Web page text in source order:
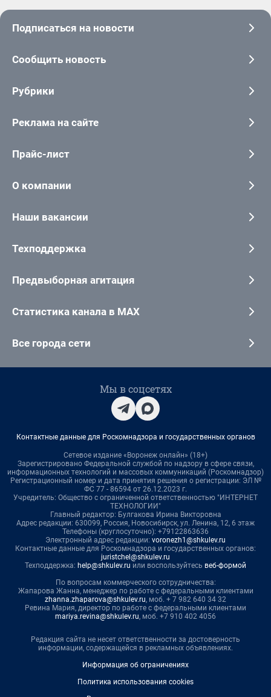
Подписаться на новости
Сообщить новость
Рубрики
Реклама на сайте
Прайс-лист
О компании
Наши вакансии
Техподдержка
Предвыборная агитация
Статистика канала в MAX
Все города сети
Мы в соцсетях
Контактные данные для Роскомнадзора и государственных органов
Сетевое издание «Воронеж онлайн» (18+)
Зарегистрировано Федеральной службой по надзору в сфере связи,
информационных технологий и массовых коммуникаций (Роскомнадзор)
Регистрационный номер и дата принятия решения о регистрации: ЭЛ №
ФС 77 - 86594 от 26.12.2023 г.
Учредитель: Общество с ограниченной ответственностью "ИНТЕРНЕТ
ТЕХНОЛОГИИ"
Главный редактор: Булгакова Ирина Викторовна
Адрес редакции: 630099, Россия, Новосибирск, ул. Ленина, 12, 6 этаж
Телефоны (круглосуточно): +79122863636
Электронный адрес редакции: voronezh1@shkulev.ru
Контактные данные для Роскомнадзора и государственных органов:
juristchel@shkulev.ru
Техподдержка: help@shkulev.ru или воспользуйтесь веб-формой
По вопросам коммерческого сотрудничества:
Жапарова Жанна, менеджер по работе с федеральными клиентами
zhanna.zhaparova@shkulev.ru, моб. + 7 982 640 34 32
Ревина Мария, директор по работе с федеральными клиентами
mariya.revina@shkulev.ru, моб. +7 910 402 4056
Редакция сайта не несет ответственности за достоверность
информации, содержащейся в рекламных объявлениях.
Информация об ограничениях
Политика использования cookies